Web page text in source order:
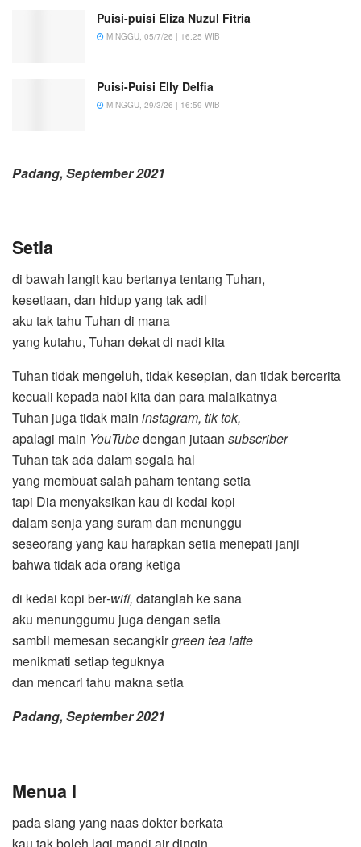
Puisi-puisi Eliza Nuzul Fitria
MINGGU, 05/7/26 | 16:25 WIB
Puisi-Puisi Elly Delfia
MINGGU, 29/3/26 | 16:59 WIB
Padang, September 2021
Setia
di bawah langit kau bertanya tentang Tuhan,
kesetiaan, dan hidup yang tak adil
aku tak tahu Tuhan di mana
yang kutahu, Tuhan dekat di nadi kita
Tuhan tidak mengeluh, tidak kesepian, dan tidak bercerita
kecuali kepada nabi kita dan para malaikatnya
Tuhan juga tidak main instagram, tik tok,
apalagi main YouTubedengan jutaan subscriber
Tuhan tak ada dalam segala hal
yang membuat salah paham tentang setia
tapi Dia menyaksikan kau di kedai kopi
dalam senja yang suram dan menunggu
seseorang yang kau harapkan setia menepati janji
bahwa tidak ada orang ketiga
di kedai kopi ber-wifi, datanglah ke sana
aku menunggumu juga dengan setia
sambil memesan secangkirgreen tea latte
menikmati setiap teguknya
dan mencari tahu makna setia
Padang, September 2021
Menua I
pada siang yang naas dokter berkata
kau tak boleh lagi mandi air dingin